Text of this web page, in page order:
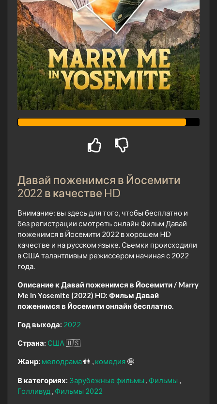
Давай поженимся в Йосемити
2022 в качестве HD
Внимание: вы здесь для того, чтобы бесплатно и
без регистрации смотреть онлайн Фильм Давай
поженимся в Йосемити 2022 в хорошем HD
качестве и на русском языке. Сьемки происходили
в США талантливым режиссером начиная с 2022
года.
Описание к Давай поженимся в Йосемити / Marry
Me in Yosemite (2022) HD: Фильм Давай
поженимся в Йосемити онлайн бесплатно.
Год выхода: 2022
Страна: США🇺🇸
Жанр: мелодрама👫 комедия 🤪
В категориях: Зарубежные фильмы
Фильмы
Голливуд
Фильмы 2022